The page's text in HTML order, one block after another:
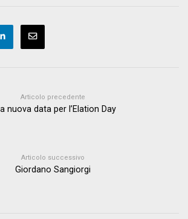
Articolo precedente
nuova data per l’Elation Day
Articolo successivo
Giordano Sangiorgi